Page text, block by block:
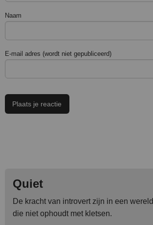
Naam
E-mail adres (wordt niet gepubliceerd)
Quiet
De kracht van introvert zijn in een wereld
die niet ophoudt met kletsen.